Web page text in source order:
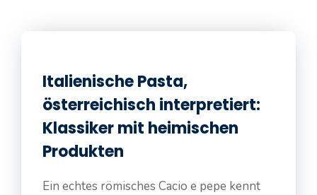
Italienische Pasta,
österreichisch interpretiert:
Klassiker mit heimischen
Produkten
Ein echtes römisches Cacio e pepe kennt